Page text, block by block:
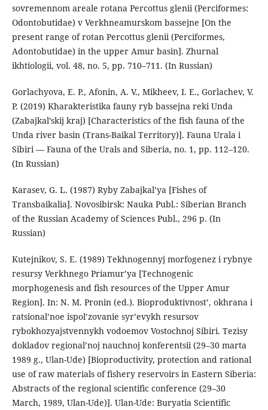
sovremennom areale rotana Percottus glenii (Perciformes:
Odontobutidae) v Verkhneamurskom bassejne [On the
present range of rotan Percottus glenii (Perciformes,
Adontobutidae) in the upper Amur basin]. Zhurnal
ikhtiologii, vol. 48, no. 5, pp. 710–711. (In Russian)
Gorlachyova, E. P., Afonin, A. V., Mikheev, I. E., Gorlachev, V.
P. (2019) Kharakteristika fauny ryb bassejna reki Unda
(Zabajkal’skij kraj) [Characteristics of the fish fauna of the
Unda river basin (Trans-Baikal Territory)]. Fauna Urala i
Sibiri — Fauna of the Urals and Siberia, no. 1, pp. 112–120.
(In Russian)
Karasev, G. L. (1987) Ryby Zabajkal’ya [Fishes of
Transbaikalia]. Novosibirsk: Nauka Publ.: Siberian Branch
of the Russian Academy of Sciences Publ., 296 p. (In
Russian)
Kutejnikov, S. E. (1989) Tekhnogennyj morfogenez i rybnye
resursy Verkhnego Priamur’ya [Technogenic
morphogenesis and fish resources of the Upper Amur
Region]. In: N. M. Pronin (ed.). Bioproduktivnost’, okhrana i
ratsional’noe ispol’zovanie syr’evykh resursov
rybokhozyajstvennykh vodoemov Vostochnoj Sibiri. Tezisy
dokladov regional’noj nauchnoj konferentsii (29–30 marta
1989 g., Ulan-Ude) [Bioproductivity, protection and rational
use of raw materials of fishery reservoirs in Eastern Siberia:
Abstracts of the regional scientific conference (29–30
March, 1989, Ulan-Ude)]. Ulan-Ude: Buryatia Scientific